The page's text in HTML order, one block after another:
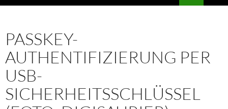
PASSKEY-
AUTHENTIFIZIERUNG PER
USB-
SICHERHEITSSCHLÜSSEL